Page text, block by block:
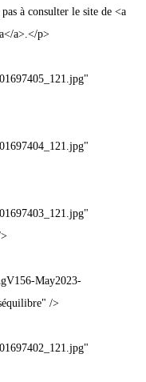
à consulter le site de <a
a>.</p>
May2023-
/>